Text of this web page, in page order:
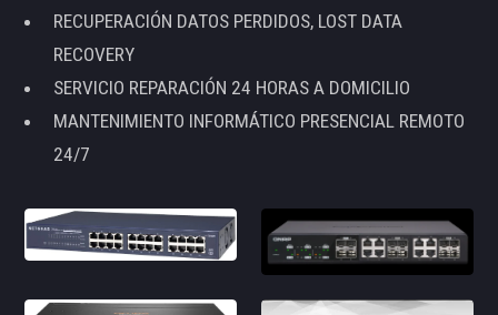
RECUPERACIÓN DATOS PERDIDOS, LOST DATA
RECOVERY
SERVICIO REPARACIÓN 24 HORAS A DOMICILIO
MANTENIMIENTO INFORMÁTICO PRESENCIAL REMOTO
24/7